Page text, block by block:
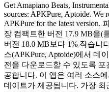
Get Amapiano Beats,
sources: APKPure, Aptoide. We
APKPure for the latest version.
장 컴팩트한 버전 17.9 MB을(
버전 18.0 MB보다 1% 작습니
스(APKPure, Aptoide)에서 데
전을 다운로드할 수 있도록 포
공합니다. 이 앱은 여러 소스
데이트가 제공됩니다. 가장 최